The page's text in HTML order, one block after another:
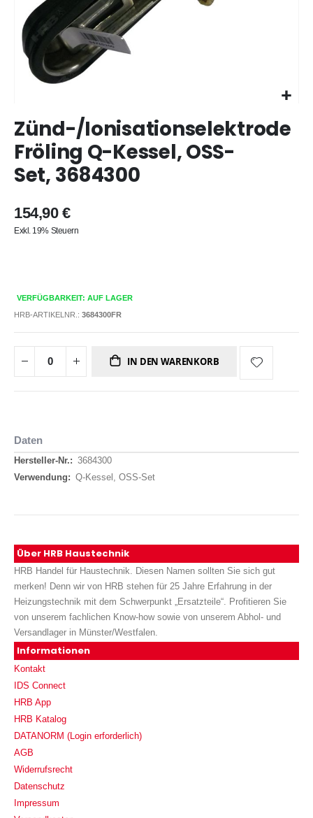
Anfang
Bildergalerie
springen
Zünd-/Ionisationselektrode
Fröling Q-Kessel, OSS-
Set, 3684300
154,90 €
Exkl. 19% Steuern
VERFÜGBARKEIT: AUF LAGER
HRB-ARTIKELNR.: 3684300FR
IN DEN WARENKORB
Daten
Daten
3684300
Q-Kessel, OSS-Set
Über HRB Haustechnik
HRB Handel für Haustechnik. Diesen Namen sollten Sie sich gut
merken! Denn wir von HRB stehen für 25 Jahre Erfahrung in der
Heizungstechnik mit dem Schwerpunkt „Ersatzteile“. Profitieren Sie
von unserem fachlichen Know-how sowie von unserem Abhol- und
Versandlager in Münster/Westfalen.
Informationen
Kontakt
IDS Connect
HRB App
HRB Katalog
DATANORM (Login erforderlich)
AGB
Widerrufsrecht
Datenschutz
Impressum